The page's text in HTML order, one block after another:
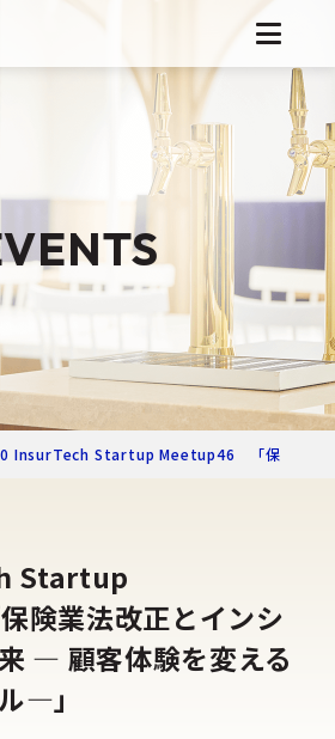
InsurTech Startup Meetup46 「保険業法改
Startup
業法改正とインシ
― 顧客体験を変える
―」